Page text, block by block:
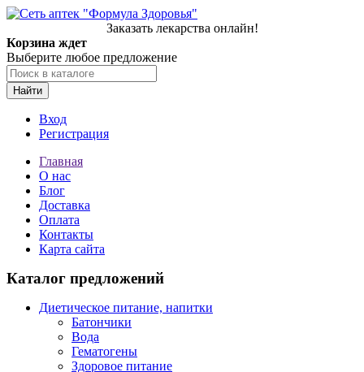
Заказать лекарства онлайн!
Корзина ждет
Выберите любое предложение
Найти
Вход
Регистрация
Главная
О нас
Блог
Доставка
Оплата
Контакты
Карта сайта
Каталог предложений
Диетическое питание, напитки
Батончики
Вода
Гематогены
Здоровое питание